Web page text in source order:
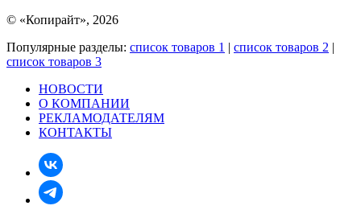
© «Копирайт», 2026
Популярные разделы: список товаров 1 | список товаров 2 |
список товаров 3
НОВОСТИ
О КОМПАНИИ
РЕКЛАМОДАТЕЛЯМ
КОНТАКТЫ